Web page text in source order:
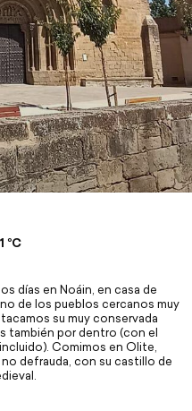
°C
días en Noáin, en casa de
de los pueblos cercanos muy
su muy conservada
también por dentro (con el
Comimos en Olite,
defrauda, con su castillo de